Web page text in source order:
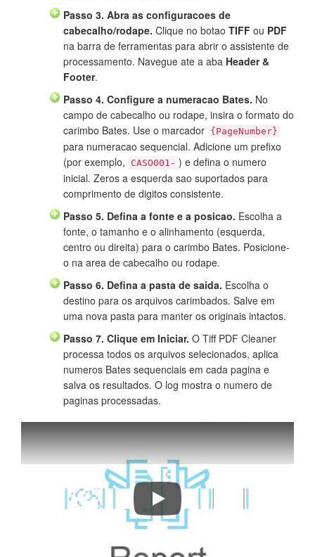
Passo 3. Abra as configuracoes de
cabecalho/rodape. Clique no botao TIFF ou PDF
na barra de ferramentas para abrir o assistente de
processamento. Navegue ate a aba Header &
Footer.
Passo 4. Configure a numeracao Bates. No
campo de cabecalho ou rodape, insira o formato do
carimbo Bates. Use o marcador {PageNumber}
para numeracao sequencial. Adicione um prefixo
(por exemplo,
CASO001- ) e defina o numero
inicial. Zeros a esquerda sao suportados para
comprimento de digitos consistente.
Passo 5. Defina a fonte e a posicao. Escolha a
fonte, o tamanho e o alinhamento (esquerda,
centro ou direita) para o carimbo Bates. Posicione-
o na area de cabecalho ou rodape.
Passo 6. Defina a pasta de saida. Escolha o
destino para os arquivos carimbados. Salve em
uma nova pasta para manter os originais intactos.
Passo 7. Clique em Iniciar. O Tiff PDF Cleaner
processa todos os arquivos selecionados, aplica
numeros Bates sequenciais em cada pagina e
salva os resultados. O log mostra o numero de
paginas processadas.
Tiff PDF Cleaner carimba